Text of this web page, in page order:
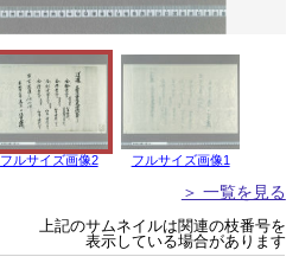
フルサイズ画像2 フルサイズ画像1
＞ 一覧を見る
上記のサムネイルは関連の枝番号を
表示している場合があります